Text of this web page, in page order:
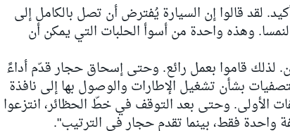
لقد قالوا إن السيارة يُفترض أن تصل بالكامل إلى
وهذه واحدة من أسوأ الحلبات التي يمكن أن
لذلك قاموا بعمل رائع. وحتى إسحاق حجار قدّم أداءً
بشأن تشغيل الإطارات والوصول بها إلى نافذة
الأولى. وحتى بعد التوقف في خطّ الحظائر، انتزعوا
واحدة فقط، بينما تقدم حجار في الترتيب".